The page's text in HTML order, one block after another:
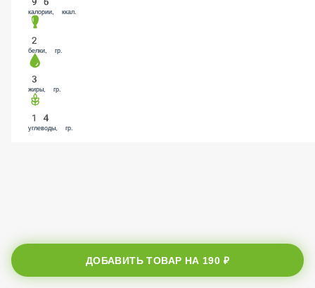
96
калории, ккал.
2
белки, гр.
3
жиры, гр.
14
углеводы, гр.
ДОБАВИТЬ ТОВАР НА 190 ₽